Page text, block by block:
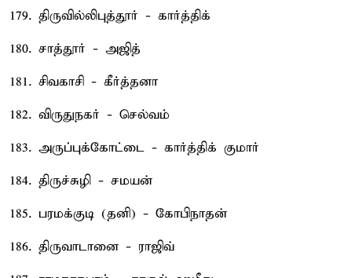
179. திருவில்லிபுத்தூர் - கார்த்திக்
180. சாத்தூர் - அஜித்
181. சிவகாசி - கீர்த்தனா
182. விருதுநகர் - செல்வம்
183. அருப்புக்கோட்டை - கார்த்திக் குமார்
184. திருச்சுழி - சமயன்
185. பரமக்குடி (தனி) - கோபிநாதன்
186. திருவாடானை - ராஜிவ்